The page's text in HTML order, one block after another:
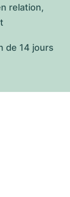
relation,
de 14 jours